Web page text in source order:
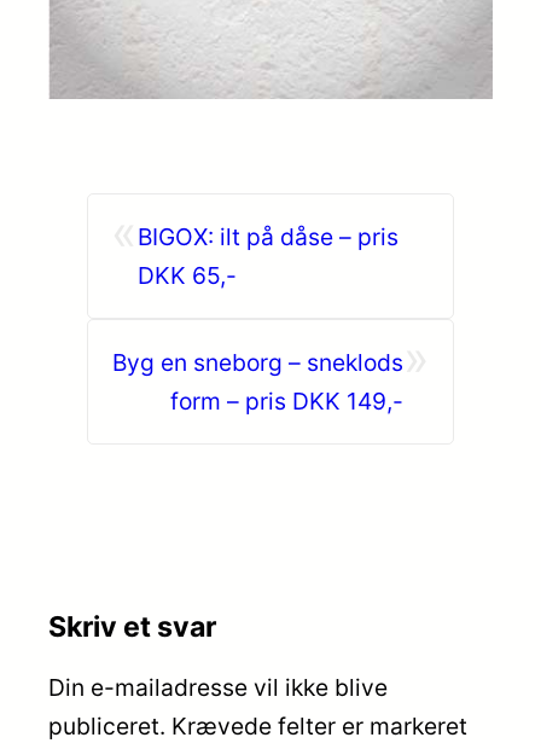
BIGOX: ilt på dåse – pris
DKK 65,-
Byg en sneborg – sneklods
form – pris DKK 149,-
Skriv et svar
Din e-mailadresse vil ikke blive
publiceret. Krævede felter er markeret